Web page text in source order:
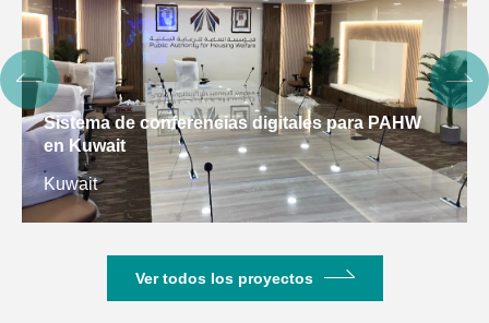
Sistema de conferencias digitales para PAHW
en Kuwait
Kuwait
Ver todos los proyectos